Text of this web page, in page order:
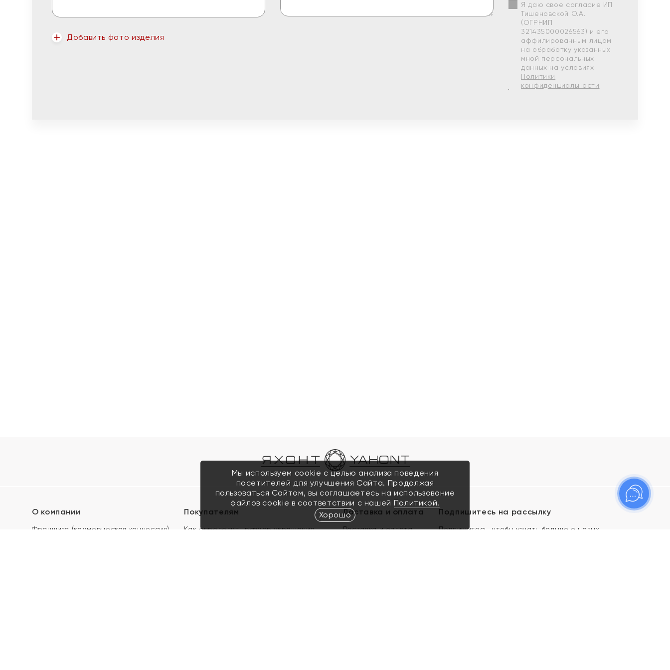
Добавить фото изделия
Я даю свое согласие ИП
Тишеновской О.А.
(ОГРНИП
321435000026563) и его
аффилированным лицам
на обработку указанных
мной персональных
данных на условиях
Политики
конфиденциальности
О компании
Франшиза (коммерческая концессия)
Покупателям
Как определить размер украшения
Доставка и оплата
Доставка и оплата
Подпишитесь на рассылку
Подпишитесь, чтобы узнать больше о новых
Мы используем cookie с целью анализа поведения
посетителей для улучшения Сайта. Продолжая
пользоваться Сайтом, вы соглашаетесь на использование
файлов cookie в соответствии с нашей Политикой.
Хорошо